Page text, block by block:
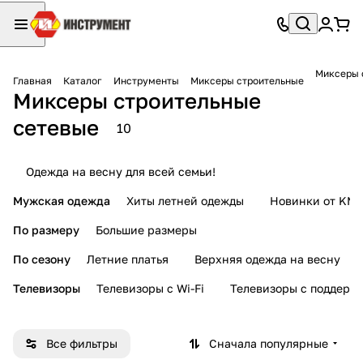
Главная Каталог Инструменты Миксеры строительные
Миксеры
Миксеры строительные
сетевые
10
Одежда на весну для всей семьи!
Мужская одежда Хиты летней одежды Новинки от KMI
По размеру Большие размеры
По сезону Летние платья Верхняя одежда на весну
Телевизоры Телевизоры с Wi-Fi Телевизоры с
Все фильтры Сначала популярные